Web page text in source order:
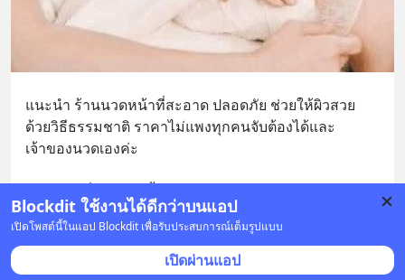
Blockdit ใช้งานได้ดีกว่าบนแอป
เปิดโพสต์นี้ในแอป Blockdit เพื่อรับประสบการณ์เต็มรูปแบบ
เปิดผ่านแอป
แนะนำ ร้านนวดหน้าที่สะอาด ปลอดภัย ช่วยให้ผิวสวย
ด้วยวิธีธรรมชาติ ราคาไม่แพงทุกคนจับต้องได้และ
เจ้าของนวดเองค่ะ
สวัสดีค่ะเพื่อน ๆ วันนี้ครูภัทรพามาชมร้านนวดหน้าขอ
ดูเพิ่มเติม
1 บันทึก 15 20 10